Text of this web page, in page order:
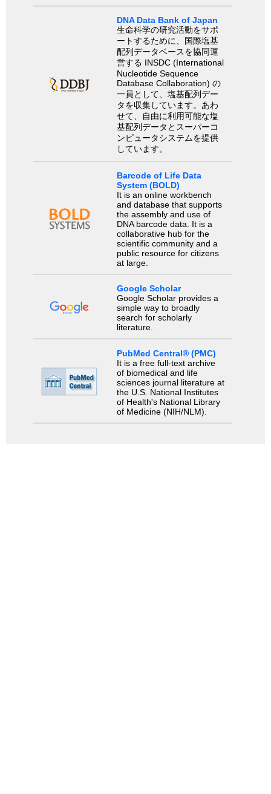
DNA Data Bank of Japan
生命科学の研究活動をサポ
ートするために、国際塩基
配列データベースを協同運
営する INSDC (International
Nucleotide Sequence
Database Collaboration) の
一員として、塩基配列デー
タを収集しています。あわ
せて、自由に利用可能な塩
基配列データとスーパーコ
ンピュータシステムを提供
しています。
Barcode of Life Data
System (BOLD)
It is an online workbench
and database that supports
the assembly and use of
DNA barcode data. It is a
collaborative hub for the
scientific community and a
public resource for citizens
at large.
Google Scholar
Google Scholar provides a
simple way to broadly
search for scholarly
literature.
PubMed Central® (PMC)
It is a free full-text archive
of biomedical and life
sciences journal literature at
the U.S. National Institutes
of Health's National Library
of Medicine (NIH/NLM).